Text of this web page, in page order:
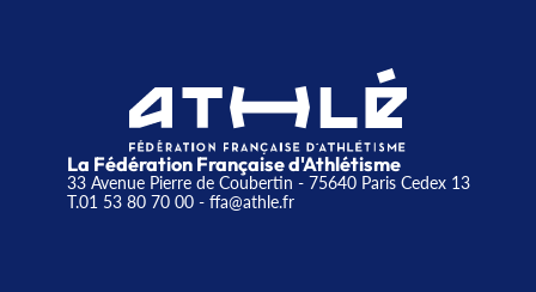
La Fédération Française d'Athlétisme
33 Avenue Pierre de Coubertin - 75640 Paris Cedex 13
T.01 53 80 70 00- ffa@athle.fr